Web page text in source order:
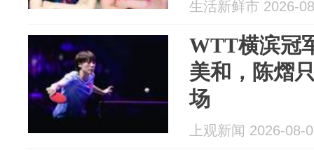
生活新鲜市 2026-
WTT横滨冠
美和，陈熠
场
上观新闻 2026-08-